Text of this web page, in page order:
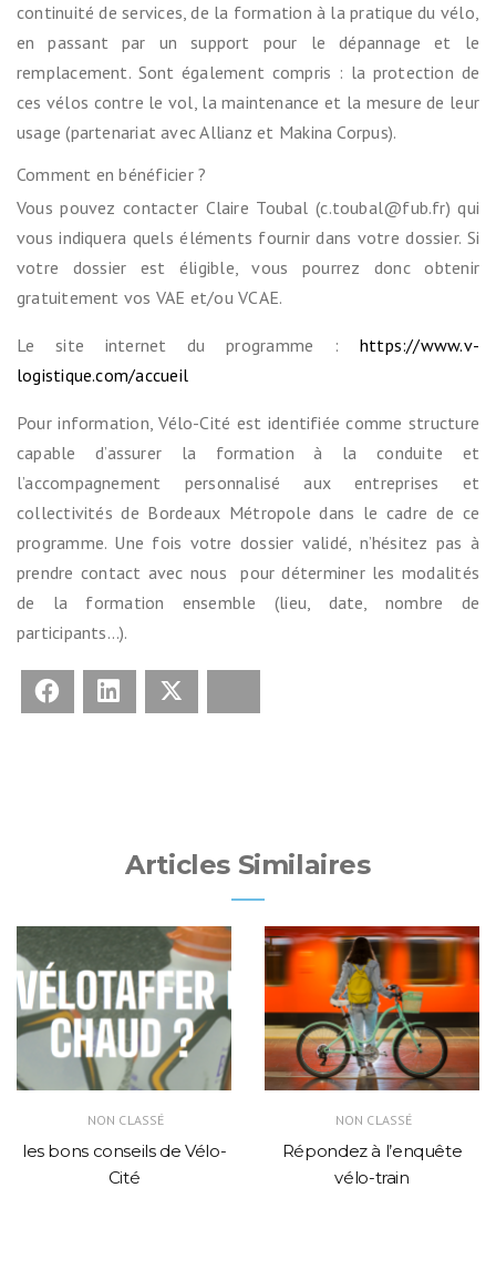
continuité de services, de la formation à la pratique du vélo,
en passant par un support pour le dépannage et le
remplacement. Sont également compris : la protection de
ces vélos contre le vol, la maintenance et la mesure de leur
usage (partenariat avec Allianz et Makina Corpus).
Comment en bénéficier ?
Vous pouvez contacter Claire Toubal (c.toubal@fub.fr) qui
vous indiquera quels éléments fournir dans votre dossier. Si
votre dossier est éligible, vous pourrez donc obtenir
gratuitement vos VAE et/ou VCAE.
Le site internet du programme : https://www.v-
logistique.com/accueil
Pour information, Vélo-Cité est identifiée comme structure
capable d’assurer la formation à la conduite et
l’accompagnement personnalisé aux entreprises et
collectivités de Bordeaux Métropole dans le cadre de ce
programme. Une fois votre dossier validé, n’hésitez pas à
prendre contact avec nous pour déterminer les modalités
de la formation ensemble (lieu, date, nombre de
participants…).
Facebook LinkedIn
Articles Similaires
NON CLASSÉ
les bons conseils de Vélo-
Cité
NON CLASSÉ
Répondez à l’enquête
vélo-train